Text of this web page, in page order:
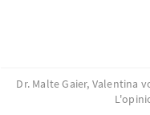
Dr. Malte Gaier, Valentina